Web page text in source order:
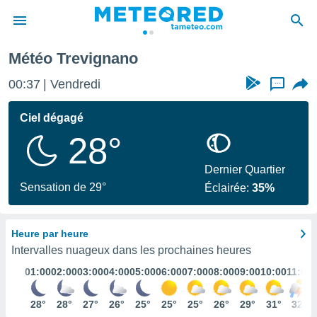
de
en
Météo Trevignano
00:37 Vendredi ...
Ciel dégagé
28°
Sensation de 29°
Dernier Quartier
Éclairée:35%
Heure par heure
Intervalles nuageux dans les prochaines heures
01:00
28°
02:00
28°
03:00
27°
04:00
26°
05:00
25°
06:00
25°
07:00
25°
08:00
26°
09:00
29°
10:00
31°
11:00
32°